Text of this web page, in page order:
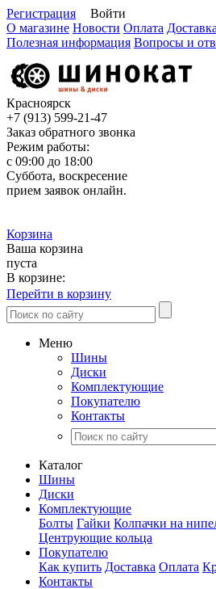
Регистрация
Войти
О магазине Новости Оплата Доставка
Полезная информация Вопросы и
Красноярск
+7 (913) 599-21-47
Заказ обратного звонка
Режим работы:
с 09:00 до 18:00
Суббота, воскресение
прием заявок онлайн.
Корзина
Ваша корзина
пуста
В корзине:
Перейти в корзину
Меню
Шины
Диски
Комплектующие
Покупателю
Контакты
Каталог
Шины
Диски
Комплектующие
Болты Гайки Колпачки на
Центрующие кольца
Покупателю
Как купить Доставка Оплата
Контакты